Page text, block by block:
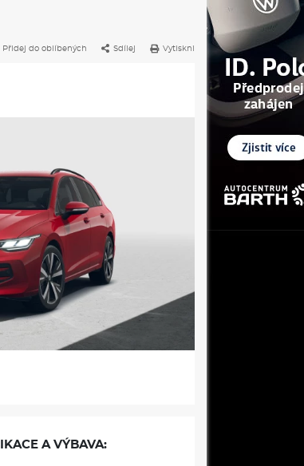
Přidej do oblíbených Sdílej Vytiskni
A VÝBAVA: